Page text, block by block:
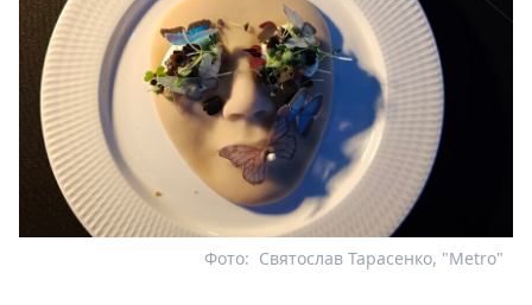
Святослав Тарасенко, "Metro"
Фото: